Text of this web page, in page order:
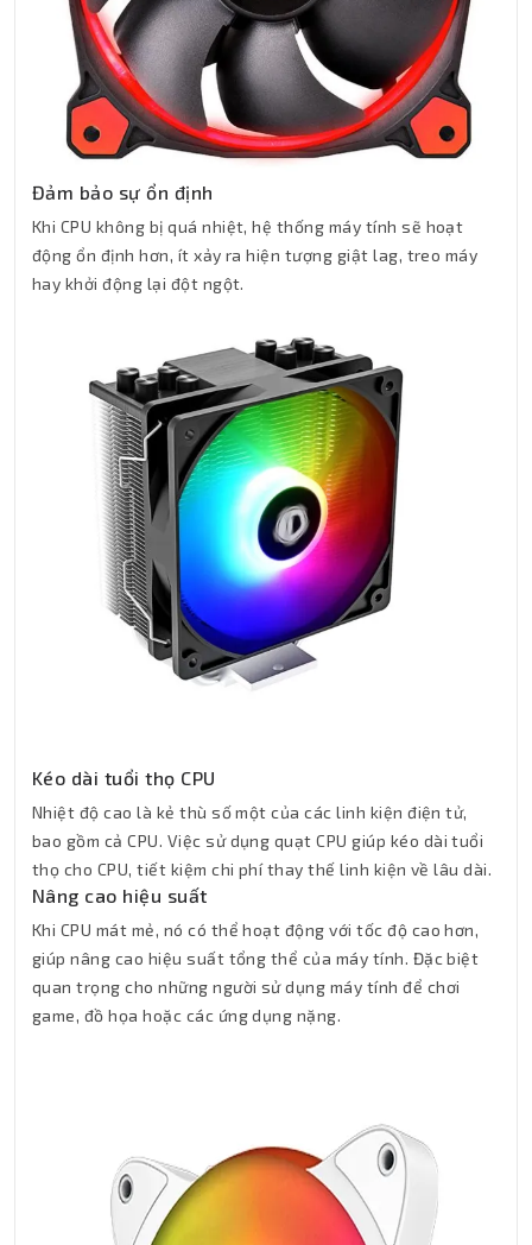
Đảm bảo sự ổn định
Khi CPU không bị quá nhiệt, hệ thống máy tính sẽ hoạt
động ổn định hơn, ít xảy ra hiện tượng giật lag, treo máy
hay khởi động lại đột ngột.
Kéo dài tuổi thọ CPU
Nhiệt độ cao là kẻ thù số một của các linh kiện điện tử,
bao gồm cả CPU. Việc sử dụng quạt CPU giúp kéo dài tuổi
thọ cho CPU, tiết kiệm chi phí thay thế linh kiện về lâu dài.
Nâng cao hiệu suất
Khi CPU mát mẻ, nó có thể hoạt động với tốc độ cao hơn,
giúp nâng cao hiệu suất tổng thể của máy tính. Đặc biệt
quan trọng cho những người sử dụng máy tính để chơi
game, đồ họa hoặc các ứng dụng nặng.